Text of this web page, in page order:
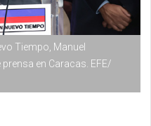
Tiempo, Manuel
en Caracas. EFE/